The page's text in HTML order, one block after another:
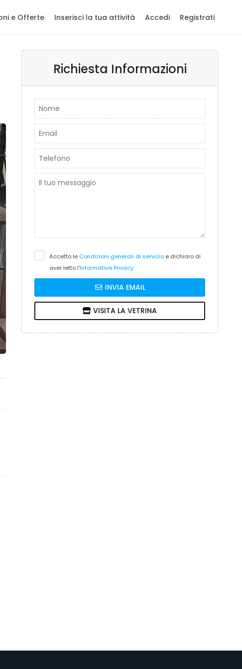
e Offerte Inserisci la tua attività Accedi Registrati
Richiesta Informazioni
Accetto le Condizioni generali di servizio e dichiaro di
aver letto l'Informativa Privacy
INVIA EMAIL
VISITA LA VETRINA